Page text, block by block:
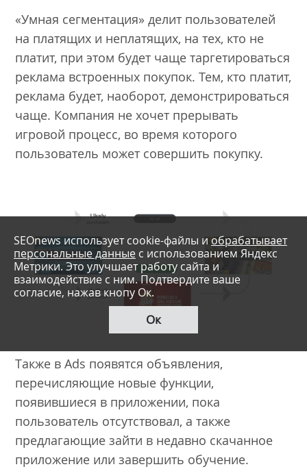
«Умная сегментация» делит пользователей
на платящих и неплатящих, на тех, кто не
платит, при этом будет чаще таргетироваться
реклама встроенных покупок. Тем, кто платит,
реклама будет, наоборот, демонстрироваться
чаще. Компания не хочет прерывать
игровой процесс, во время которого
пользователь может совершить покупку.
Также в Ads появятся объявления,
перечисляющие новые функции,
появившиеся в приложении, пока
пользователь отсутствовал, а также
предлагающие зайти в недавно скачанное
приложение или завершить обучение.
SEOnews использует cookie-файлы иобрабатывает
персональные данные с использованием Яндекс
Метрики. Это улучшает работу сайта и
взаимодействие с ним. Подтвердите ваше
согласие, нажав кнопу Ок.
Ок